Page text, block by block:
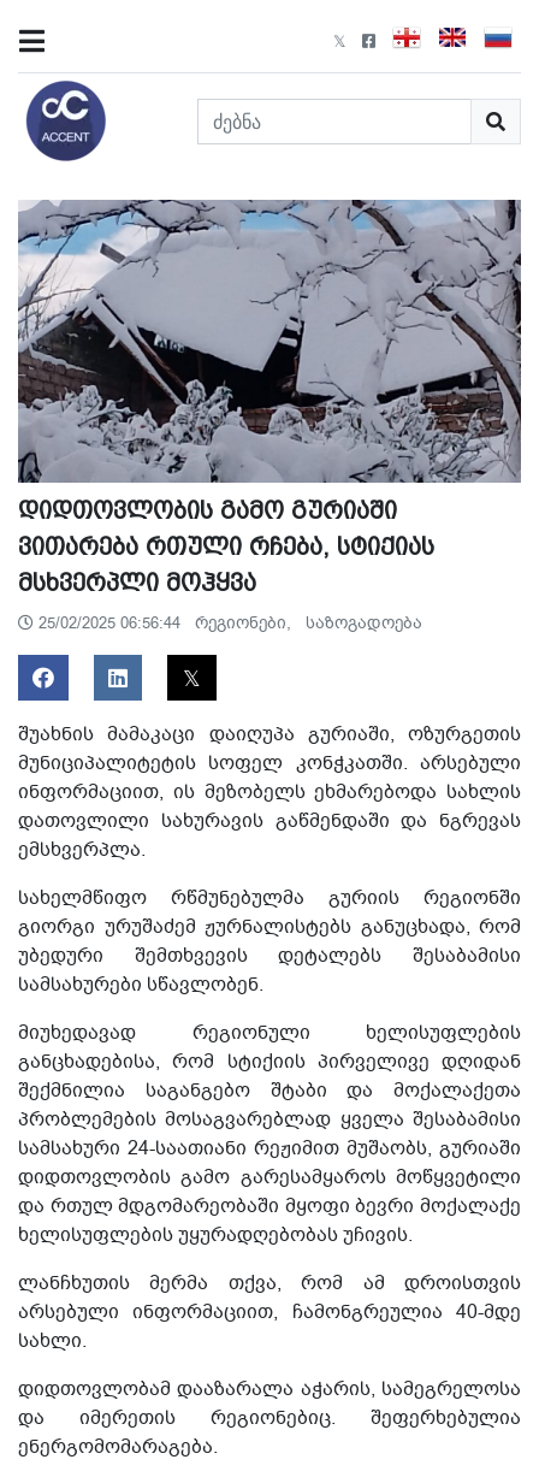
დიდთოვლობის გამო გურიაში
ვითარება რთული რჩება, სტიქიას
მსხვერპლი მოჰყვა
25/02/2025 06:56:44 რეგიონები, საზოგადოება
შუახნის მამაკაცი დაიღუპა გურიაში, ოზურგეთის
მუნიციპალიტეტის სოფელ კონჭკათში. არსებული
ინფორმაციით, ის მეზობელს ეხმარებოდა სახლის
დათოვლილი სახურავის გაწმენდაში და ნგრევას
ემსხვერპლა.
სახელმწიფო რწმუნებულმა გურიის რეგიონში
გიორგი ურუშაძემ ჟურნალისტებს განუცხადა, რომ
უბედური შემთხვევის დეტალებს შესაბამისი
სამსახურები სწავლობენ.
მიუხედავად რეგიონული ხელისუფლების
განცხადებისა, რომ სტიქიის პირველივე დღიდან
შექმნილია საგანგებო შტაბი და მოქალაქეთა
პრობლემების მოსაგვარებლად ყველა შესაბამისი
სამსახური 24-საათიანი რეჟიმით მუშაობს, გურიაში
დიდთოვლობის გამო გარესამყაროს მოწყვეტილი
და რთულ მდგომარეობაში მყოფი ბევრი მოქალაქე
ხელისუფლების უყურადღებობას უჩივის.
ლანჩხუთის მერმა თქვა, რომ ამ დროისთვის
არსებული ინფორმაციით, ჩამონგრეულია 40-მდე
სახლი.
დიდთოვლობამ დააზარალა აჭარის, სამეგრელოსა
და იმერეთის რეგიონებიც. შეფერხებულია
ენერგომომარაგება.